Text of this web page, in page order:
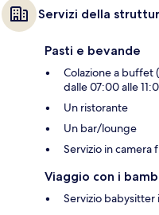
Servizi della
Pasti e bevande
Colazione a buffet
dalle 07:00 alle
Un ristorante
Un bar/lounge
Servizio in camera
Viaggio con i
Servizio babysitter